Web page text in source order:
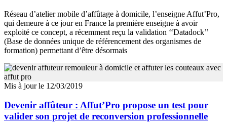
Réseau d’atelier mobile d’affûtage à domicile, l’enseigne Affut’Pro,
qui demeure à ce jour en France la première enseigne à avoir
exploité ce concept, a récemment reçu la validation ‘‘Datadock’’
(Base de données unique de référencement des organismes de
formation) permettant d’être désormais
Mis à jour le 12/03/2019
Devenir affûteur : Affut’Pro propose un test pour
valider son projet de reconversion professionnelle